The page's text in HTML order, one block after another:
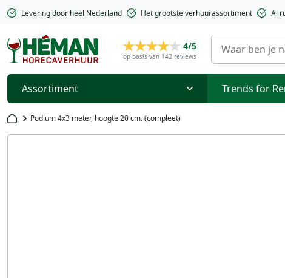
Levering door heel Nederland Het grootste verhuurassortiment Al
4/5
op basis van 142 reviews
Assortiment Trends for
Podium 4x3 meter, hoogte 20 cm. (compleet)